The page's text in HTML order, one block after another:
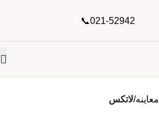
021-52942📞
معاینه لاتکس